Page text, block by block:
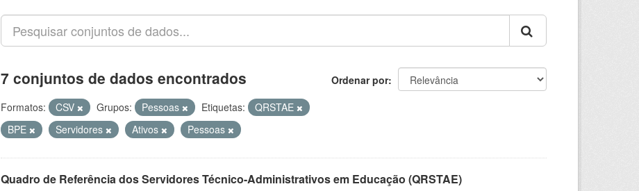
Ordenar por
7 conjuntos de dados encontrados
Formatos: CSV Grupos: Pessoas Etiquetas:
QRSTAE
BPE
Servidores Ativos Pessoas
Quadro de Referência dos Servidores Técnico-Administrativos em Educação (QRSTAE)